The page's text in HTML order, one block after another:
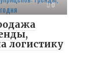
0
логистику